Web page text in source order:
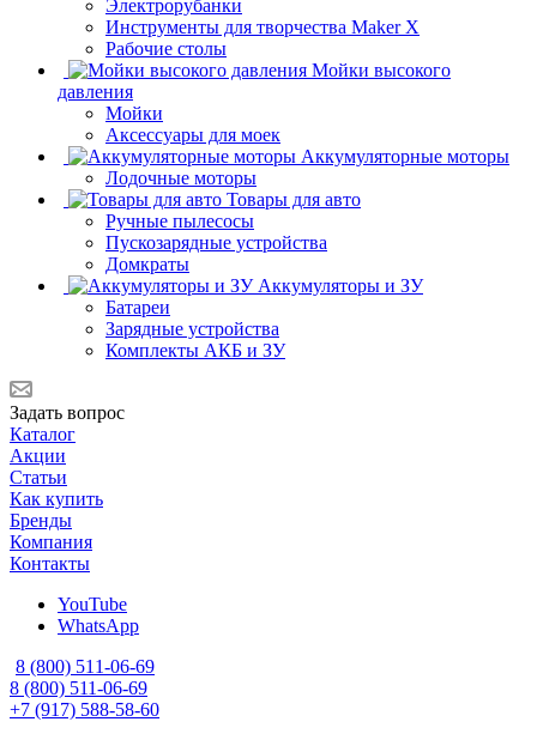
Электрорубанки
Инструменты для творчества Maker X
Рабочие столы
Мойки высокого
давления
Мойки
Аксессуары для моек
Аккумуляторные моторы
Лодочные моторы
Товары для авто
Ручные пылесосы
Пускозарядные устройства
Домкраты
Аккумуляторы и ЗУ
Батареи
Зарядные устройства
Комплекты АКБ и ЗУ
Задать вопрос
Каталог
Акции
Статьи
Как купить
Бренды
Компания
Контакты
YouTube
WhatsApp
8 (800) 511-06-69
8 (800) 511-06-69
+7 (917) 588-58-60